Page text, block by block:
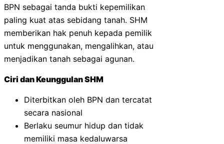
BPN sebagai tanda bukti kepemilikan
paling kuat atas sebidang tanah. SHM
memberikan hak penuh kepada pemilik
untuk menggunakan, mengalihkan, atau
menjadikan tanah sebagai agunan.
Ciri dan Keunggulan SHM
Diterbitkan oleh BPN dan tercatat
secara nasional
Berlaku seumur hidup dan tidak
memiliki masa kedaluwarsa